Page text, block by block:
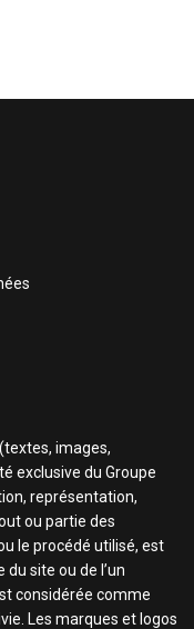
images,
exclusive du Groupe
représentation,
ou partie des
le procédé utilisé, est
site ou de l’un
considérée comme
Les marques et logos